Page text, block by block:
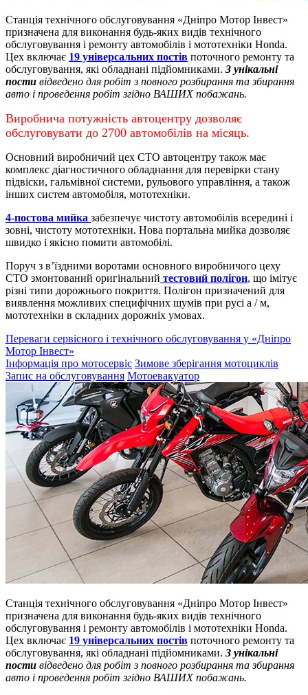
Станція технічного обслуговування «Дніпро Мотор Інвест»
призначена для виконання будь-яких видів технічного
обслуговування і ремонту автомобілів і мототехніки Honda.
Цех включає 19 універсальних постів поточного ремонту та
обслуговування, які обладнані підйомниками. 3 унікальні
пости відведено для робіт з повного розбирання та збирання
авто і проведення робіт згідно ВАШИХ побажань.
Виробнича потужність автоцентру дозволяє
обслуговувати до 2700 автомобілів на місяць.
Основний виробничий цех СТО автоцентру також має
комплекс діагностичного обладнання для перевірки стану
підвіски, гальмівної системи, рульового управління, а також
інших систем автомобіля, мототехніки.
4-постова мийка забезпечує чистоту автомобілів всередині і
зовні, чистоту мототехніки. Нова портальна мийка дозволяє
швидко і якісно помити автомобілі.
Поруч з в’їздними воротами основного виробничого цеху
СТО змонтований оригінальний тестовий полігон, що імітує
різні типи дорожнього покриття. Полігон призначений для
виявлення можливих специфічних шумів при русі а / м,
мототехніки в складних дорожніх умовах.
Переваги сервісного і технічного обслуговування у «Дніпро
Мотор Інвест»
Інформація про мотосервіс Зимове зберігання мотоциклів
Запис на обслуговування Мотоевакуатор
Станція технічного обслуговування «Дніпро Мотор Інвест»
призначена для виконання будь-яких видів технічного
обслуговування і ремонту автомобілів і мототехніки Honda.
Цех включає 19 універсальних постів поточного ремонту та
обслуговування, які обладнані підйомниками. 3 унікальні
пости відведено для робіт з повного розбирання та збирання
авто і проведення робіт згідно ВАШИХ побажань.